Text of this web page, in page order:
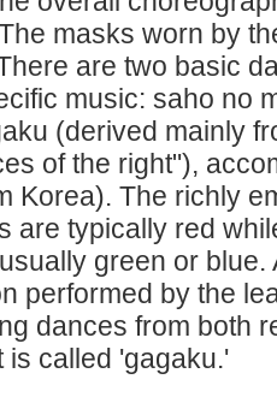
masks worn by
are two basic
music: saho no
(derived mainly
of the right"),
Korea). The richly
are typically red
green or
performed by the
dances from both
is called 'gagaku.'